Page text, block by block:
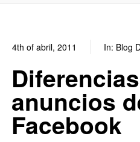
4th of abril, 2011 In: Blog
anuncios
Facebook